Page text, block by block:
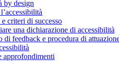
by design
criteri di successo
una dichiarazione di accessibilità
di feedback e procedura di
approfondimenti